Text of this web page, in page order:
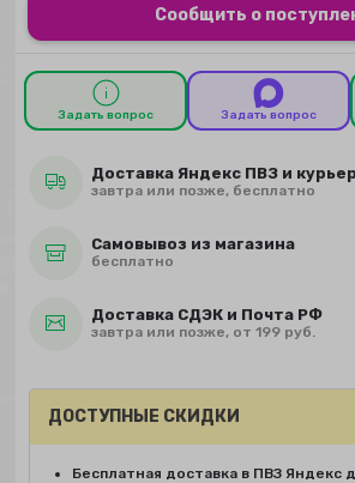
Сообщить о
Задать вопрос Задать вопрос
Доставка Яндекс ПВЗ и курьер
завтра или позже, бесплатно
Самовывоз из магазина
бесплатно
Доставка СДЭК и Почта РФ
завтра или позже, от 199 руб.
ДОСТУПНЫЕ СКИДКИ
Бесплатная доставка в ПВЗ Яндекс